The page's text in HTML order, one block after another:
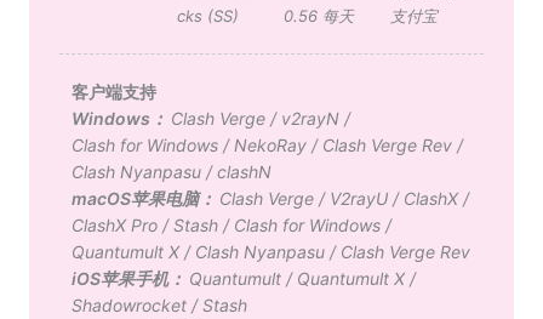
cks (SS)
0.56 每天
支付宝
客户端支持
Windows： Clash Verge/ v2rayN/
Clash for Windows/ NekoRay/ Clash Verge Rev/
Clash Nyanpasu/clashN
macOS苹果电脑： Clash Verge/ V2rayU/ ClashX/
ClashX Pro/Stash/ Clash for Windows/
Quantumult X/ Clash Nyanpasu/ Clash Verge Rev
iOS苹果手机： Quantumult/ Quantumult X/
Shadowrocket/Stash